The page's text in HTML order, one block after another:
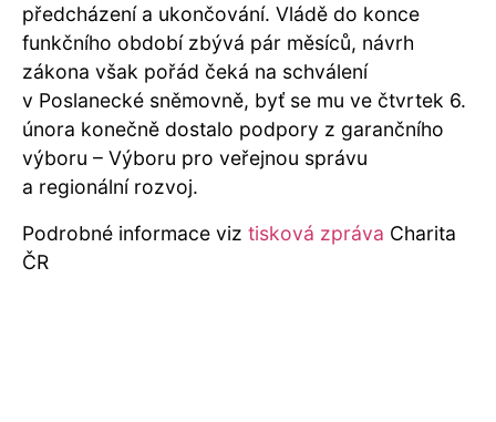
předcházení a ukončování. Vládě do konce
funkčního období zbývá pár měsíců, návrh
zákona však pořád čeká na schválení
v Poslanecké sněmovně, byť se mu ve čtvrtek 6.
února konečně dostalo podpory z garančního
výboru – Výboru pro veřejnou správu
a regionální rozvoj.
Podrobné informace viz tisková zpráva Charita
ČR